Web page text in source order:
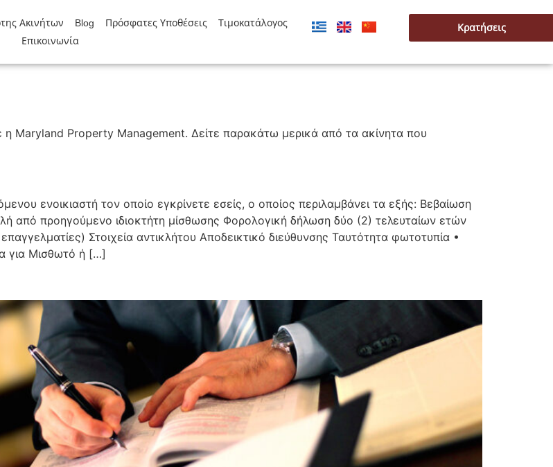
Ακινήτων Blog Πρόσφατες Υποθέσεις
Τιμοκατάλογος
Επικοινωνία
Κρατήσεις
η Maryland Property Management. Δείτε παρακάτω μερικά από τα ακίνητα που
ενοικιαστή τον οποίο εγκρίνετε εσείς, ο οποίος περιλαμβάνει τα εξής: Βεβαίωση
από προηγούμενο ιδιοκτήτη μίσθωσης Φορολογική δήλωση δύο (2) τελευταίων ετών
Στοιχεία αντικλήτου Αποδεικτικό διεύθυνσης Ταυτότητα φωτοτυπία •
για Μισθωτό ή […]